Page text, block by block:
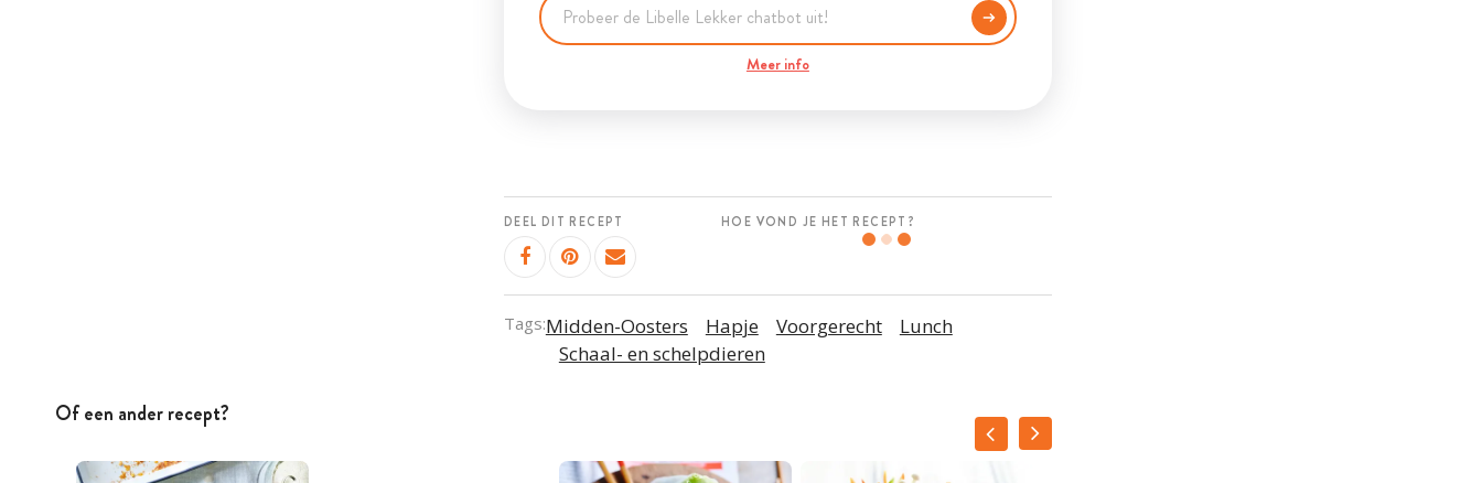
Meer info
DEEL DIT RECEPT HOE VOND JE HET RECEPT?
Tags:Midden-Oosters Hapje Voorgerecht
Lunch
Schaal- en schelpdieren
Of een ander recept?